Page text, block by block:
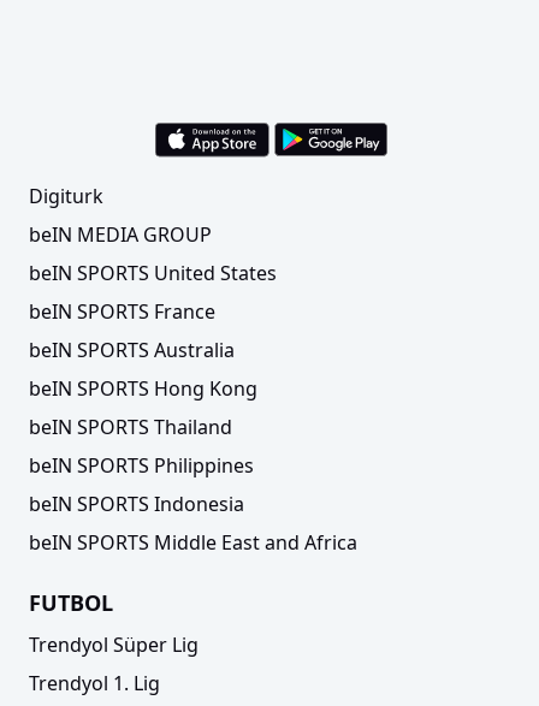
ÖZET | Erzgebirge Aue 0-1 Dynamo Dresden
ÖZET | Jahn Regensburg 3-2 Erzgebirge Aue
Digiturk
beIN MEDIA GROUP
beIN SPORTS United States
beIN SPORTS France
beIN SPORTS Australia
beIN SPORTS Hong Kong
beIN SPORTS Thailand
beIN SPORTS Philippines
beIN SPORTS Indonesia
beIN SPORTS Middle East and Africa
FUTBOL
Trendyol Süper Lig
Trendyol 1. Lig